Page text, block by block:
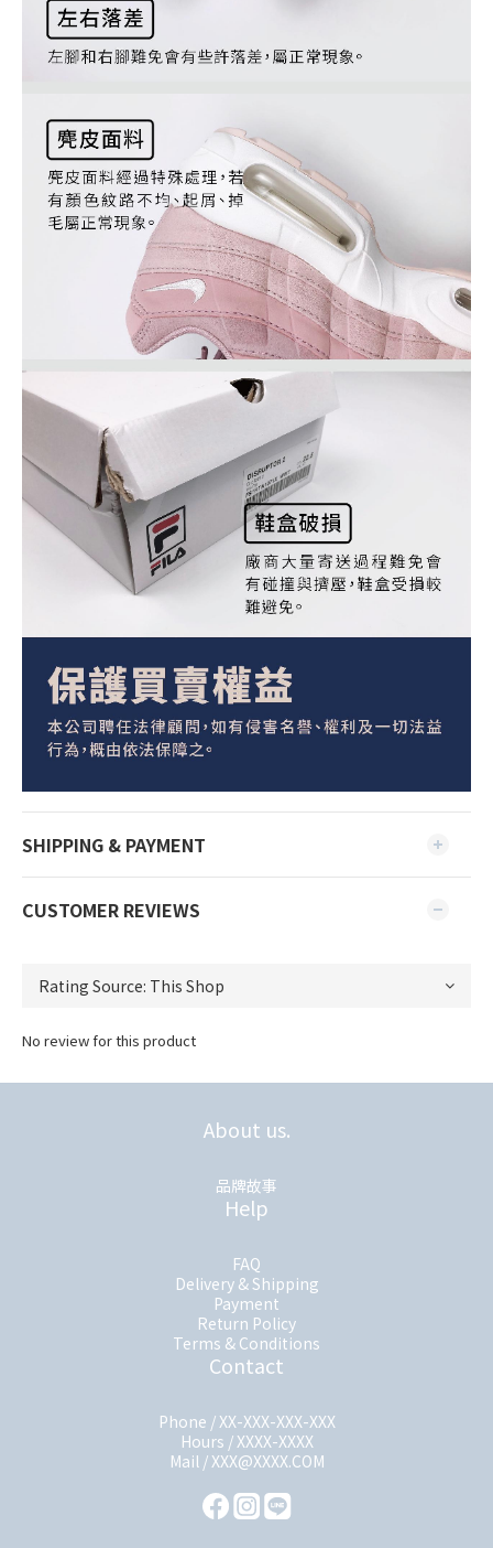
SHIPPING & PAYMENT
CUSTOMER REVIEWS
No review for this product
About us.
品牌故事
Help
FAQ
Delivery & Shipping
Payment
Return Policy
Terms & Conditions
Contact
Phone / XX-XXX-XXX-XXX
Hours / XXXX-XXXX
Mail / XXX@XXXX.COM